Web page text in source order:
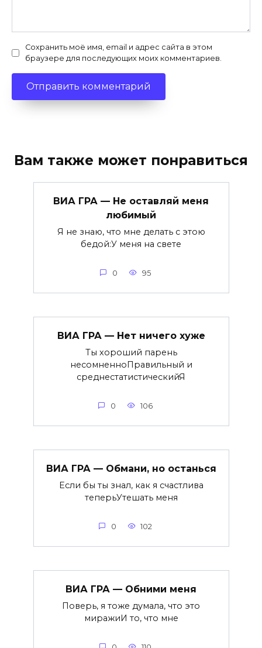
Сохранить моё имя, email и адрес сайта в этом
браузере для последующих моих комментариев.
Вам также может понравиться
ВИА ГРА — Не оставляй меня
любимый
Я не знаю, что мне делать с этою
бедой:У меня на свете
0 95
ВИА ГРА — Нет ничего хуже
Ты хороший парень
несомненноПравильный и
среднестатистическийЯ
0 106
ВИА ГРА — Обмани, но останься
Если бы ты знал, как я счастлива
теперьУтешать меня
0 102
ВИА ГРА — Обними меня
Поверь, я тоже думала, что это
миражиИ то, что мне